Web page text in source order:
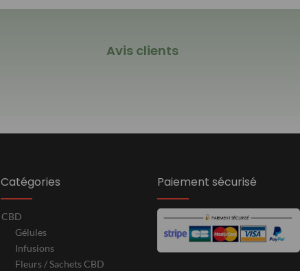
Avis clients
Catégories
CBD
Gélules
Infusions
Fleurs / Sachets CBD
Paiement sécurisé